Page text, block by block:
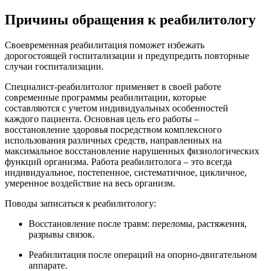
Причины обращения к реабилитологу
Своевременная реабилитация поможет избежать
дорогостоящей госпитализации и предупредить повторные
случаи госпитализации.
Специалист-реабилитолог применяет в своей работе
современные программы реабилитации, которые
составляются с учетом индивидуальных особенностей
каждого пациента. Основная цель его работы –
восстановление здоровья посредством комплексного
использования различных средств, направленных на
максимальное восстановление нарушенных физиологических
функций организма. Работа реабилитолога – это всегда
индивидуальное, постепенное, систематичное, цикличное,
умеренное воздействие на весь организм.
Поводы записаться к реабилитологу:
Восстановление после травм: переломы, растяжения,
разрывы связок.
Реабилитация после операций на опорно-двигательном
аппарате.